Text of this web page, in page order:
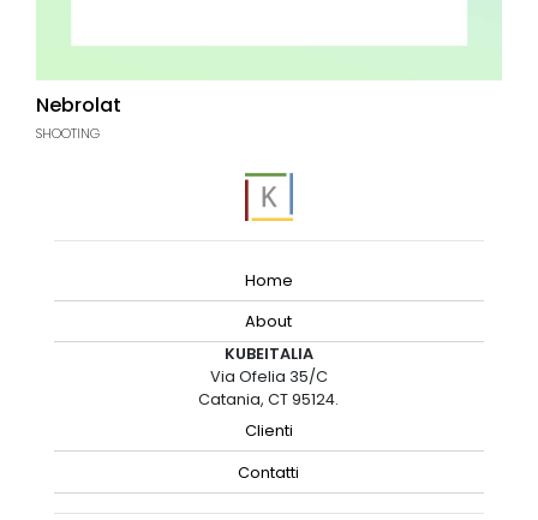
Nebrolat
SHOOTING
Home
About
KUBEITALIA
Via Ofelia 35/C
Catania, CT 95124.
Clienti
Contatti